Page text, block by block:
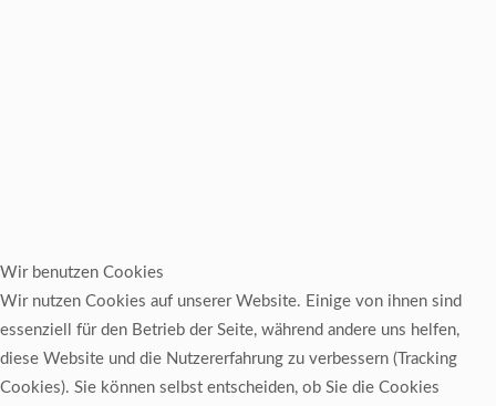
Wir benutzen Cookies
Wir nutzen Cookies auf unserer Website. Einige von ihnen sind
essenziell für den Betrieb der Seite, während andere uns helfen,
diese Website und die Nutzererfahrung zu verbessern (Tracking
Cookies). Sie können selbst entscheiden, ob Sie die Cookies